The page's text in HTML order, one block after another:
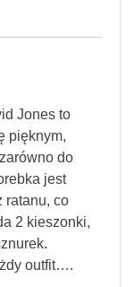
Jones to
pięknym,
do
jest
ratanu, co
2 kieszonki,
outfit….